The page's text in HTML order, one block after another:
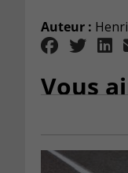
Auteur :
Vous